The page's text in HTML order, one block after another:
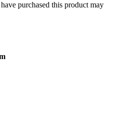
purchased this product may